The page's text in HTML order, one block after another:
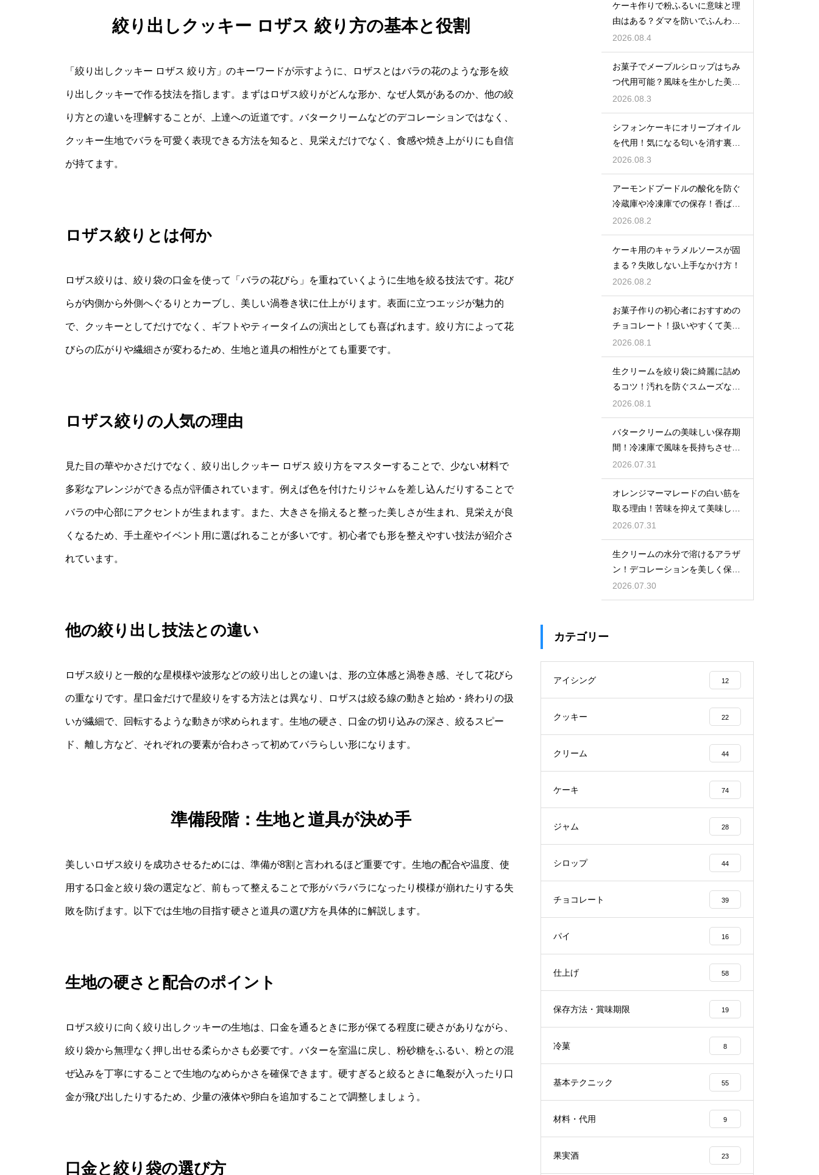
絞り出しクッキー ロザス 絞り方の基本と役割
「絞り出しクッキー ロザス 絞り方」のキーワードが示すように、ロザスとはバラの花のような形を絞
り出しクッキーで作る技法を指します。まずはロザス絞りがどんな形か、なぜ人気があるのか、他の絞
り方との違いを理解することが、上達への近道です。バタークリームなどのデコレーションではなく、
クッキー生地でバラを可愛く表現できる方法を知ると、見栄えだけでなく、食感や焼き上がりにも自信
が持てます。
ロザス絞りとは何か
ロザス絞りは、絞り袋の口金を使って「バラの花びら」を重ねていくように生地を絞る技法です。花び
らが内側から外側へぐるりとカーブし、美しい渦巻き状に仕上がります。表面に立つエッジが魅力的
で、クッキーとしてだけでなく、ギフトやティータイムの演出としても喜ばれます。絞り方によって花
びらの広がりや繊細さが変わるため、生地と道具の相性がとても重要です。
ロザス絞りの人気の理由
見た目の華やかさだけでなく、絞り出しクッキー ロザス 絞り方をマスターすることで、少ない材料で
多彩なアレンジができる点が評価されています。例えば色を付けたりジャムを差し込んだりすることで
バラの中心部にアクセントが生まれます。また、大きさを揃えると整った美しさが生まれ、見栄えが良
くなるため、手土産やイベント用に選ばれることが多いです。初心者でも形を整えやすい技法が紹介さ
れています。
他の絞り出し技法との違い
ロザス絞りと一般的な星模様や波形などの絞り出しとの違いは、形の立体感と渦巻き感、そして花びら
の重なりです。星口金だけで星絞りをする方法とは異なり、ロザスは絞る線の動きと始め・終わりの扱
いが繊細で、回転するような動きが求められます。生地の硬さ、口金の切り込みの深さ、絞るスピー
ド、離し方など、それぞれの要素が合わさって初めてバラらしい形になります。
準備段階：生地と道具が決め手
美しいロザス絞りを成功させるためには、準備が8割と言われるほど重要です。生地の配合や温度、使
用する口金と絞り袋の選定など、前もって整えることで形がバラバラになったり模様が崩れたりする失
敗を防げます。以下では生地の目指す硬さと道具の選び方を具体的に解説します。
生地の硬さと配合のポイント
ロザス絞りに向く絞り出しクッキーの生地は、口金を通るときに形が保てる程度に硬さがありながら、
絞り袋から無理なく押し出せる柔らかさも必要です。バターを室温に戻し、粉砂糖をふるい、粉との混
ぜ込みを丁寧にすることで生地のなめらかさを確保できます。硬すぎると絞るときに亀裂が入ったり口
金が飛び出したりするため、少量の液体や卵白を追加することで調整しましょう。
口金と絞り袋の選び方
ケーキ作りで粉ふるいに意味と理
由はある？ダマを防いでふんわり
と軽い生地に焼き上げるための基
本
2026.08.4
お菓子でメープルシロップはちみ
つ代用可能？風味を生かした美味
しい技
2026.08.3
シフォンケーキにオリーブオイル
を代用！気になる匂いを消す裏ワ
ザ
2026.08.3
アーモンドプードルの酸化を防ぐ
冷蔵庫や冷凍庫での保存！香ばし
い風味を保ってお菓子を美味しく
する
2026.08.2
ケーキ用のキャラメルソースが固
まる？失敗しない上手なかけ方！
2026.08.2
お菓子作りの初心者におすすめの
チョコレート！扱いやすくて美味
しい種類を紹介
2026.08.1
生クリームを絞り袋に綺麗に詰め
るコツ！汚れを防ぐスムーズな入
れ方
2026.08.1
バタークリームの美味しい保存期
間！冷凍庫で風味を長持ちさせる
コツ
2026.07.31
オレンジマーマレードの白い筋を
取る理由！苦味を抑えて美味しい
ジャムに仕上げる
2026.07.31
生クリームの水分で溶けるアラザ
ン！デコレーションを美しく保つ
ための飾るタイミングとコツ
2026.07.30
カテゴリー
アイシング 12
クッキー 22
クリーム 44
ケーキ 74
ジャム 28
シロップ 44
チョコレート 39
パイ 16
仕上げ 58
保存方法・賞味期限 19
冷菓 8
基本テクニック 55
材料・代用 9
果実酒 23